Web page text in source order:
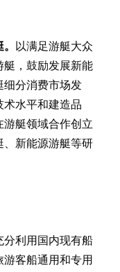
以满足游艇大众
艇，鼓励发展新能
细分消费市场发
术水平和建造品
游艇领域合作创立
、新能源游艇等研
分利用国内现有船
客船通用和专用